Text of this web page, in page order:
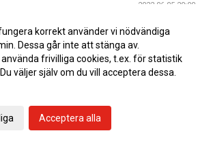
2022-06-05 20:00
2022-05-29 19:00
korrekt använder vi nödvändiga
Dessa går inte att stänga av.
använda frivilliga cookies, t.ex. för statistik
väljer själv om du vill acceptera dessa.
Acceptera alla